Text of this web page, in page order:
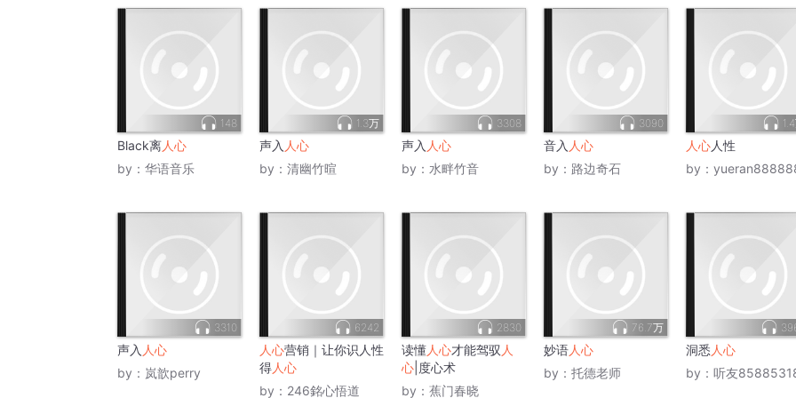
148
Black离人心
by： 华语音乐
1.3万
声入 人心
by： 清幽竹暄
3308
声入 人心
by： 水畔竹音
3090
音入 人心
by： 路边奇石
人心人性
by：
3310
声入 人心
by： 岚歆perry
6242
人心营销｜让你识人性
得人心
by： 246銘心悟道
2830
读懂人心才能驾驭 人
心 |度心术
by： 蕉门春晓
76.7万
妙语人心
by： 托德老师
洞悉 人心
by： 听友